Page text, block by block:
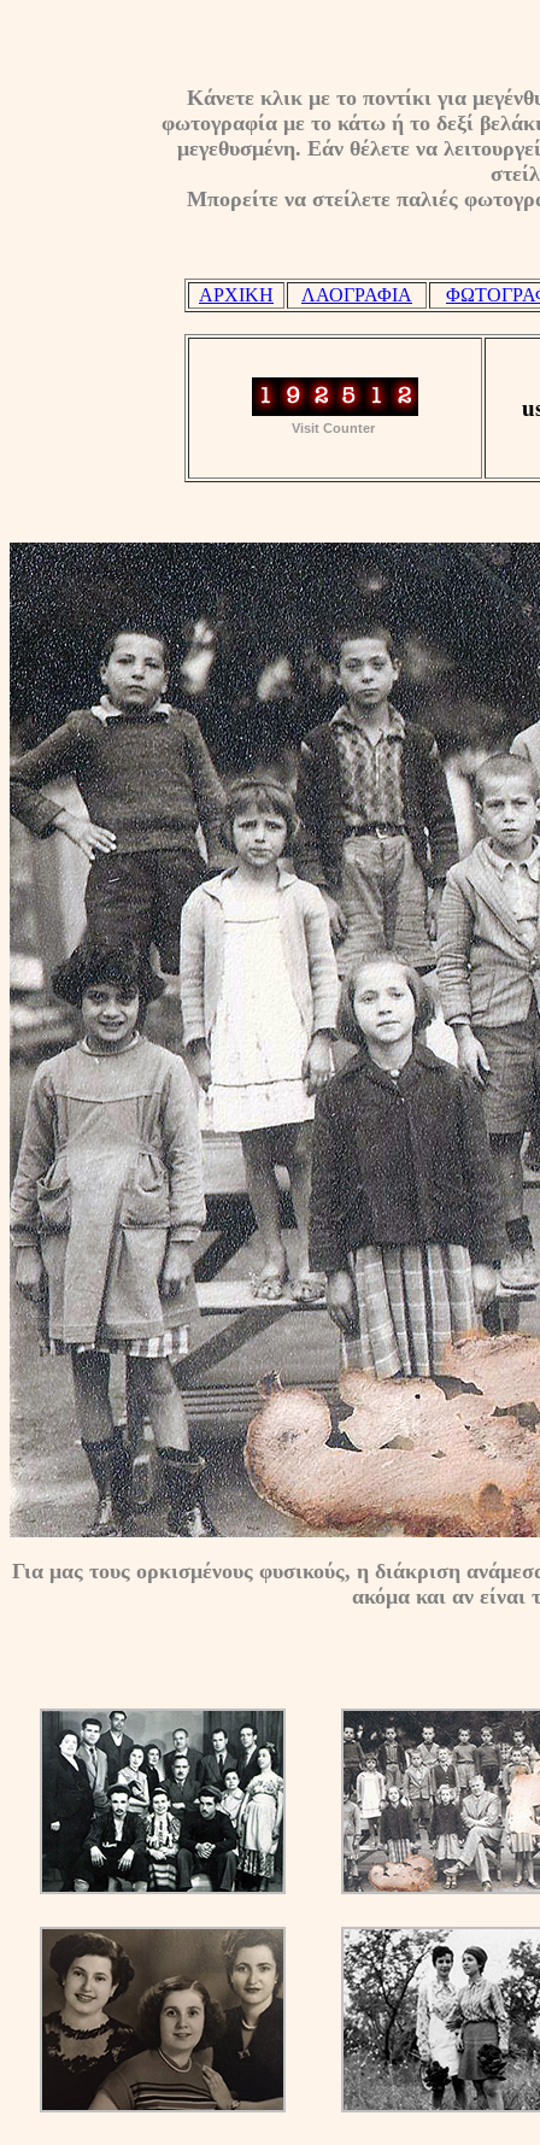
Κάνετε κλικ με το ποντίκι για
φωτογραφία με το κάτω ή το δεξί
μεγεθυσμένη. Εάν θέλετε να
Μπορείτε να στείλετε παλιές
ΑΡΧΙΚΗ ΛΑΟΓΡΑΦΙΑ
Visit Counter
Για μας τους ορκισμένους φυσικούς, η διάκριση
ακόμα και αν είναι